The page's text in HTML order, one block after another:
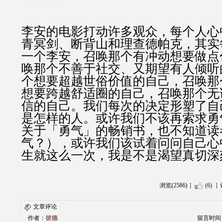
李安的电影打动许多观众，每个人
青冥剑、断背山和理查德帕克，其
一个李安，召唤那个有冲动想要做
唤那个不善于社交、又期望有人倾
个想要超越世俗价值的自己，召唤
想要跨越舒适圈的自己，召唤那个
信的自己。我们每次的决定形塑了
是怎样的人。或许我们不该再索求
关于「勇气」的畅销书，也不知道
气？），或许我们该试着问问自己
生就这么一次，我是不是渴望真切
浏览(2586) (6)
文章评论
作者： 彼德 留言时间